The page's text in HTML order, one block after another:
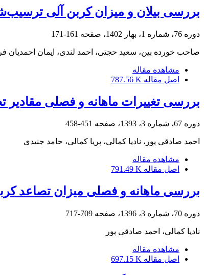
بررسی بیلان و میزان کربن آلی
دوره 76، شماره 1، بهار 1402، صفحه 161-171
صاحب خورده بین، سعید حجتی، احمد لندی، ایمان احمدیان فر
مشاهده مقاله
اصل مقاله 787.56 K
بررسی تغییرات ماهانه و فصلی
دوره 67، شماره 3، 1393، صفحه 451-458
احمد صادقی پور، نادیا کمالی، پریا کمالی، حامد جنیدی
مشاهده مقاله
اصل مقاله 791.49 K
بررسی ماهانه و فصلی میزان تصاعد
دوره 70، شماره 3، 1396، صفحه 709-717
نادیا کمالی، احمد صادقی پور
مشاهده مقاله
اصل مقاله 697.15 K